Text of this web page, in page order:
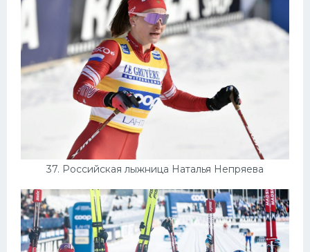
37. Российская лыжница Наталья Непряева